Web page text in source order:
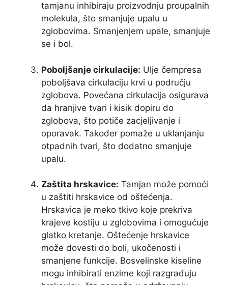
tamjanu inhibiraju proizvodnju proupalnih
molekula, što smanjuje upalu u
zglobovima. Smanjenjem upale, smanjuje
se i bol.
Poboljšanje cirkulacije: Ulje čempresa
poboljšava cirkulaciju krvi u području
zglobova. Povećana cirkulacija osigurava
da hranjive tvari i kisik dopiru do
zglobova, što potiče zacjeljivanje i
oporavak. Također pomaže u uklanjanju
otpadnih tvari, što dodatno smanjuje
upalu.
Zaštita hrskavice: Tamjan može pomoći
u zaštiti hrskavice od oštećenja.
Hrskavica je meko tkivo koje prekriva
krajeve kostiju u zglobovima i omogućuje
glatko kretanje. Oštećenje hrskavice
može dovesti do boli, ukočenosti i
smanjene funkcije. Bosvelinske kiseline
mogu inhibirati enzime koji razgrađuju